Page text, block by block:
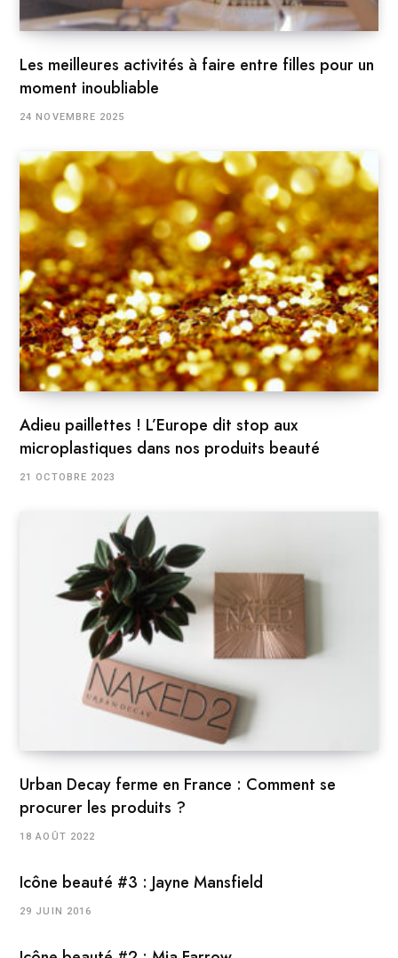
Les meilleures activités à faire entre filles pour un
moment inoubliable
24 NOVEMBRE 2025
Adieu paillettes ! L’Europe dit stop aux
microplastiques dans nos produits beauté
21 OCTOBRE 2023
Urban Decay ferme en France : Comment se
procurer les produits ?
18 AOÛT 2022
Icône beauté #3 : Jayne Mansfield
29 JUIN 2016